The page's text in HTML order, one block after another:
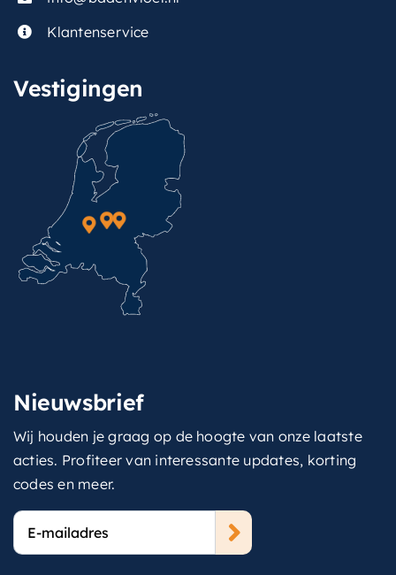
Klantenservice
Vestigingen
Nieuwsbrief
Wij houden je graag op de hoogte van onze laatste
acties. Profiteer van interessante updates, korting
codes en meer.
E-
mailadres